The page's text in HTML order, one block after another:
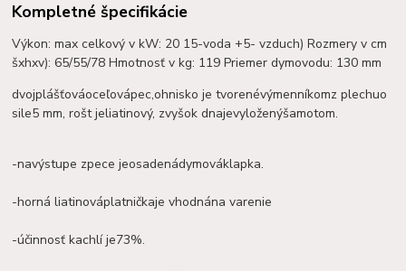
Kompletné špecifikácie
Výkon: max celkový v kW: 20 15-voda +5- vzduch) Rozmery v cm
šxhxv): 65/55/78 Hmotnosť v kg: 119 Priemer dymovodu: 130 mm
dvojplášťováoceľovápec,ohniskoje tvorenévýmenníkomz plechuo
sile5 mm,rošt jeliatinový, zvyšokdnajevyloženýšamotom.
-navýstupe zpece jeosadenádymováklapka.
-hornáliatinováplatničkaje vhodnána varenie
-účinnosťkachlí je73%.